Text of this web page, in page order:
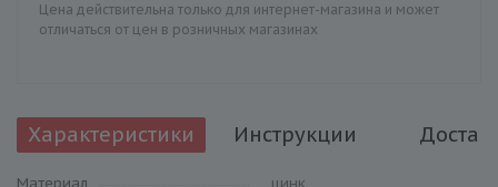
Цена действительна только для интернет-магазина и может
отличаться от цен в розничных магазинах
Характеристики Инструкции
Материал
цинк